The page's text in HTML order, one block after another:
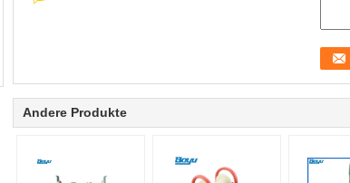
Andere Produkte